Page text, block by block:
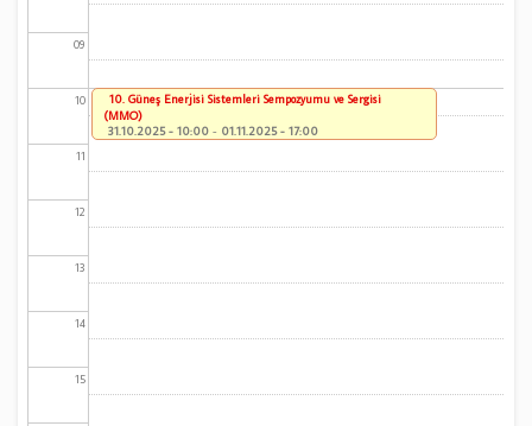
09
10
11
12
13
14
15
10. Güneş Enerjisi Sistemleri Sempozyumu ve Sergisi
(MMO)
31.10.2025 - 10:00 - 01.11.2025 - 17:00